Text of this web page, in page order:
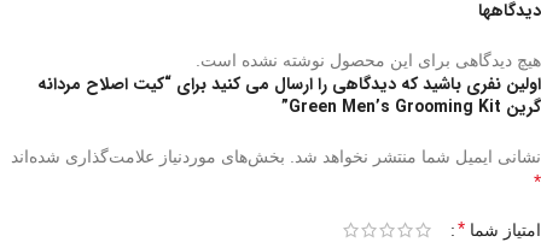
دیدگاهها
هیچ دیدگاهی برای این محصول نوشته نشده است.
اولین نفری باشید که دیدگاهی را ارسال می کنید برای “کیت اصلاح مردانه
گرین Green Men’s Grooming Kit”
نشانی ایمیل شما منتشر نخواهد شد. بخش‌های موردنیاز علامت‌گذاری شده‌اند
*
امتیاز شما *